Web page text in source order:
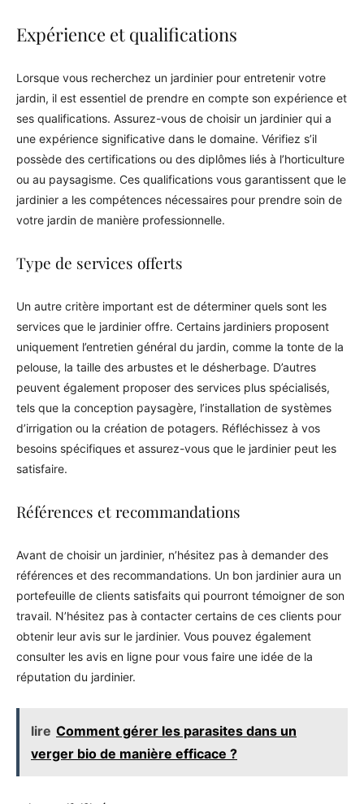
Expérience et qualifications
Lorsque vous recherchez un jardinier pour entretenir votre
jardin, il est essentiel de prendre en compte son expérience et
ses qualifications. Assurez-vous de choisir un jardinier qui a
une expérience significative dans le domaine. Vérifiez s’il
possède des certifications ou des diplômes liés à l’horticulture
ou au paysagisme. Ces qualifications vous garantissent que le
jardinier a les compétences nécessaires pour prendre soin de
votre jardin de manière professionnelle.
Type de services offerts
Un autre critère important est de déterminer quels sont les
services que le jardinier offre. Certains jardiniers proposent
uniquement l’entretien général du jardin, comme la tonte de la
pelouse, la taille des arbustes et le désherbage. D’autres
peuvent également proposer des services plus spécialisés,
tels que la conception paysagère, l’installation de systèmes
d’irrigation ou la création de potagers. Réfléchissez à vos
besoins spécifiques et assurez-vous que le jardinier peut les
satisfaire.
Références et recommandations
Avant de choisir un jardinier, n’hésitez pas à demander des
références et des recommandations. Un bon jardinier aura un
portefeuille de clients satisfaits qui pourront témoigner de son
travail. N’hésitez pas à contacter certains de ces clients pour
obtenir leur avis sur le jardinier. Vous pouvez également
consulter les avis en ligne pour vous faire une idée de la
réputation du jardinier.
lire Comment gérer les parasites dans un
verger bio de manière efficace ?